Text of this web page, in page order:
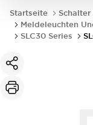
Startseite
Meldeleuchten
SLC30 Series